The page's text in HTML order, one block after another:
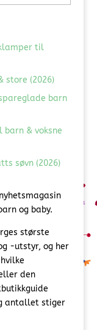
til
store (2026)
barn
barn & voksne
søvn (2026)
og baby.
største
-utstyr, og her
den
antallet stiger